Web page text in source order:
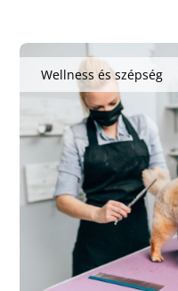
Wellness és szépség